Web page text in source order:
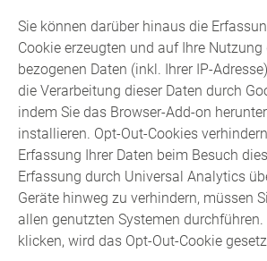
Sie können darüber hinaus die
Cookie erzeugten und auf Ihre Nutzung
bezogenen Daten (inkl. Ihrer IP-
die Verarbeitung dieser Daten durch
indem Sie das Browser-Add-on
installieren. Opt-Out-Cookies
Erfassung Ihrer Daten beim Besuch
Erfassung durch Universal Analytics
Geräte hinweg zu verhindern, müssen
allen genutzten Systemen durchführen.
klicken, wird das Opt-Out-Cookie